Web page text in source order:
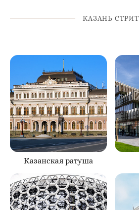
КАЗАНЬ СТРИТ
Казанская ратуша